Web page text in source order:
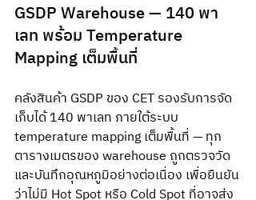
GSDP Warehouse — 140 พา
เลท พร้อม Temperature
Mapping เต็มพื้นที่
คลังสินค้า GSDP ของ CET รองรับการจัด
เก็บได้ 140 พาเลท ภายใต้ระบบ
temperature mapping เต็มพื้นที่ — ทุก
ตารางเมตรของ warehouse ถูกตรวจวัด
และบันทึกอุณหภูมิอย่างต่อเนื่อง เพื่อยืนยัน
ว่าไม่มี Hot Spot หรือ Cold Spot ที่อาจส่ง